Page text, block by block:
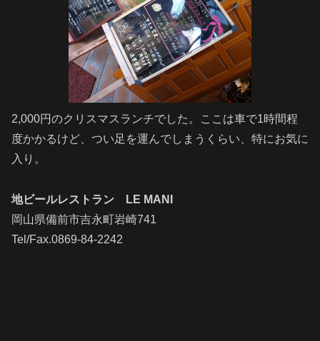
2,000円のクリスマスランチでした。ここは車で1時間程
度かかるけど、つい足を運んでしまうくらい、特にお気に
入り。
地ビールレストラン LE MANI
岡山県備前市吉永町岩崎741
Tel/Fax.0869-84-2242